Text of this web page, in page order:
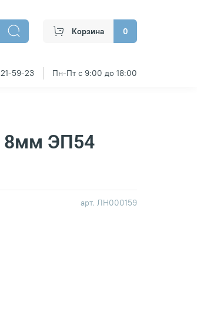
Корзина 0
59-23 Пн-Пт с 9:00 до 18:00
арт. ЛН000159
8мм ЭП54